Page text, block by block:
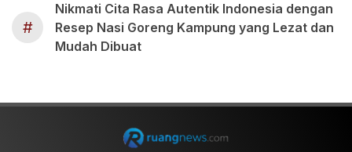
#
Nikmati Cita Rasa Autentik Indonesia dengan
Resep Nasi Goreng Kampung yang Lezat dan
Mudah Dibuat